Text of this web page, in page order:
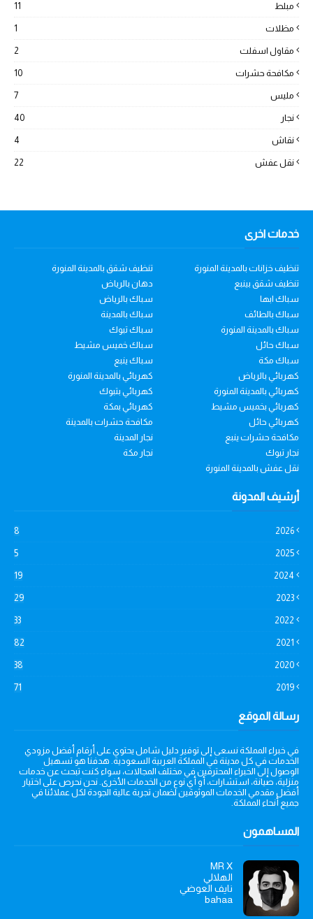
مبلط 11
مظلات 1
مقاول اسفلت 2
مكافحة حشرات 10
مليس 7
نجار 40
نقاش 4
نقل عفش 22
خدمات اخرى
تنظيف خزانات بالمدينة المنورة
تنظيف شقق بالمدينة المنورة
تنظيف شقق بينبع
دهان بالرياض
سباك ابها
سباك بالرياض
سباك بالطائف
سباك بالمدينة
سباك بالمدينة المنورة
سباك تبوك
سباك حائل
سباك خميس مشيط
سباك مكة
سباك ينبع
كهربائي بالرياض
كهربائي بالمدينة المنورة
كهربائي بالمدينة المنورة
كهربائي بتبوك
كهربائي بخميس مشيط
كهربائي بمكة
كهربائي حائل
مكافحة حشرات بالمدينة
مكافحة حشرات ينبع
نجار المدينة
نجار تبوك
نجار مكة
نقل عفش بالمدينة المنورة
أرشيف المدونة
2026
8
2025
5
2024
19
2023
29
2022
33
2021
82
2020
38
2019
71
رسالة الموقع
في خبراء المملكة نسعى إلى توفير دليل شامل يحتوي على أرقام أفضل مزودي
الخدمات في كل مدينة في المملكة العربية السعودية. هدفنا هو تسهيل
الوصول إلى الخبراء المحترفين في مختلف المجالات، سواء كنت تبحث عن خدمات
منزلية، صيانة، استشارات، أو أي نوع من الخدمات الأخرى. نحن نحرص على اختيار
أفضل مقدمي الخدمات الموثوقين لضمان تجربة عالية الجودة لكل عملائنا في
جميع أنحاء المملكة.
المساهمون
MR X
الهلالي
نايف العوضي
bahaa